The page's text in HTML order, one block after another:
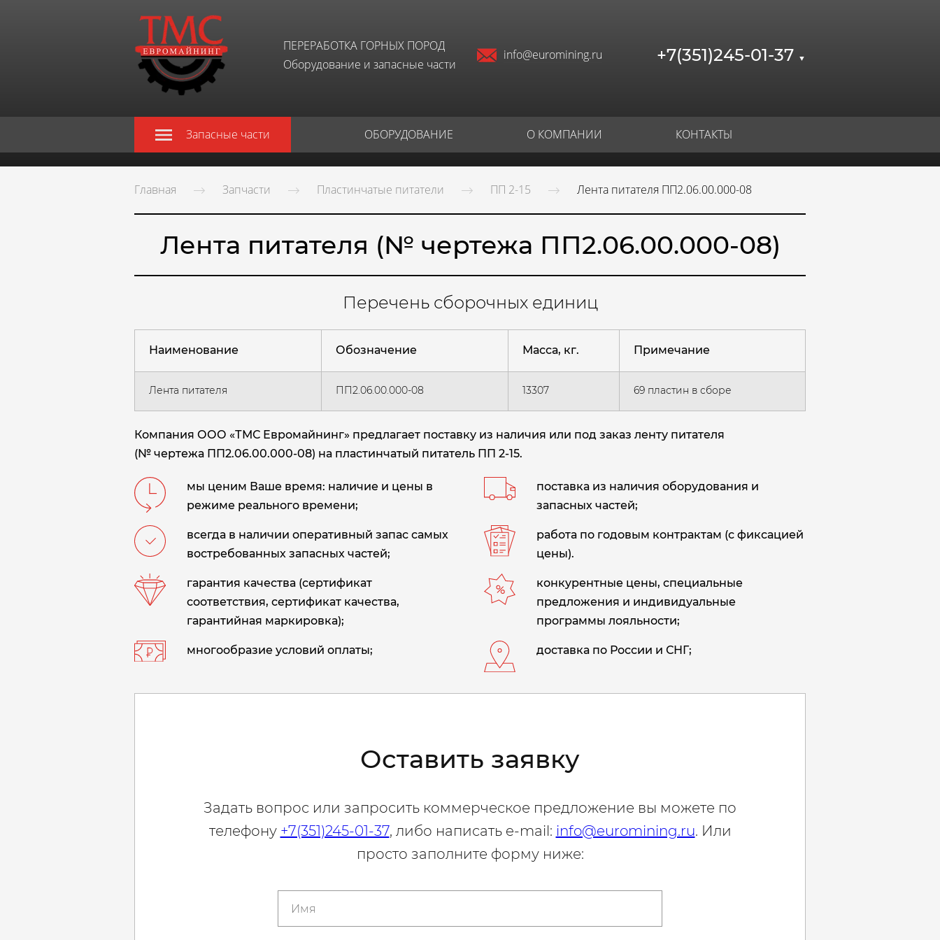
ПЕРЕРАБОТКА ГОРНЫХ ПОРОД
Оборудование и запасные части
info@euromining.ru +7(351)245-01-37 ▼
Запасные части ОБОРУДОВАНИЕ О КОМПАНИИ КОНТАКТЫ
Главная Запчасти Пластинчатые питатели ПП 2-15 Лента питателя ПП2.06.00.000-08
Лента питателя (№ чертежа ПП2.06.00.000-08)
Перечень сборочных единиц
Наименование Обозначение Масса, кг. Примечание
Лента питателя ПП2.06.00.000-08 13307 69 пластин в сборе
Компания ООО «ТМС Евромайнинг» предлагает поставку из наличия или под заказ ленту питателя
(№ чертежа ПП2.06.00.000-08) на пластинчатый питатель ПП 2-15.
мы ценим Ваше время: наличие и цены в
режиме реального времени;
поставка из наличия оборудования и
запасных частей;
всегда в наличии оперативный запас самых
востребованных запасных частей;
работа по годовым контрактам (с фиксацией
цены).
гарантия качества (сертификат
соответствия, сертификат качества,
гарантийная маркировка);
конкурентные цены, специальные
предложения и индивидуальные
программы лояльности;
многообразие условий оплаты; доставка по России и СНГ;
Оставить заявку
Задать вопрос или запросить коммерческое предложение вы можете по
телефону +7(351)245-01-37, либо написать e-mail: info@euromining.ru. Или
просто заполните форму ниже: